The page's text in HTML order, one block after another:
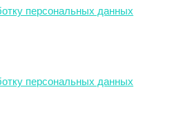
персональных данных
персональных данных